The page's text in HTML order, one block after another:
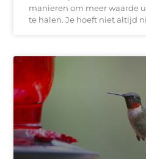
manieren om meer waarde
te halen. Je hoeft niet altijd